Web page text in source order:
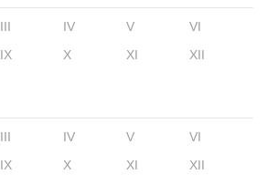
III IV V
VI
IX X XI XII
III IV V
VI
IX X XI XII